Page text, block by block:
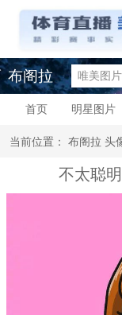
布阁拉
首页 明星图片
当前位置： 布阁拉 头
不太聪